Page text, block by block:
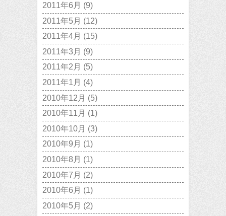
2011年6月 (9)
2011年5月 (12)
2011年4月 (15)
2011年3月 (9)
2011年2月 (5)
2011年1月 (4)
2010年12月 (5)
2010年11月 (1)
2010年10月 (3)
2010年9月 (1)
2010年8月 (1)
2010年7月 (2)
2010年6月 (1)
2010年5月 (2)